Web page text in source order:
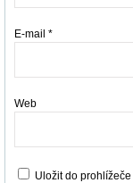
E-mail *
Web
Uložit do